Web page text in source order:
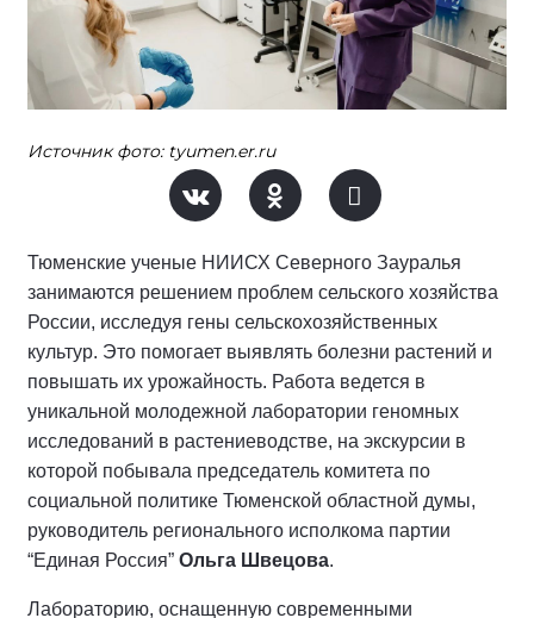
Источник фото: tyumen.er.ru
Тюменские ученые НИИСХ Северного Зауралья
занимаются решением проблем сельского хозяйства
России, исследуя гены сельскохозяйственных
культур. Это помогает выявлять болезни растений и
повышать их урожайность. Работа ведется в
уникальной молодежной лаборатории геномных
исследований в растениеводстве, на экскурсии в
которой побывала председатель комитета по
социальной политике Тюменской областной думы,
руководитель регионального исполкома партии
“Единая Россия” Ольга Швецова.
Лабораторию, оснащенную современными